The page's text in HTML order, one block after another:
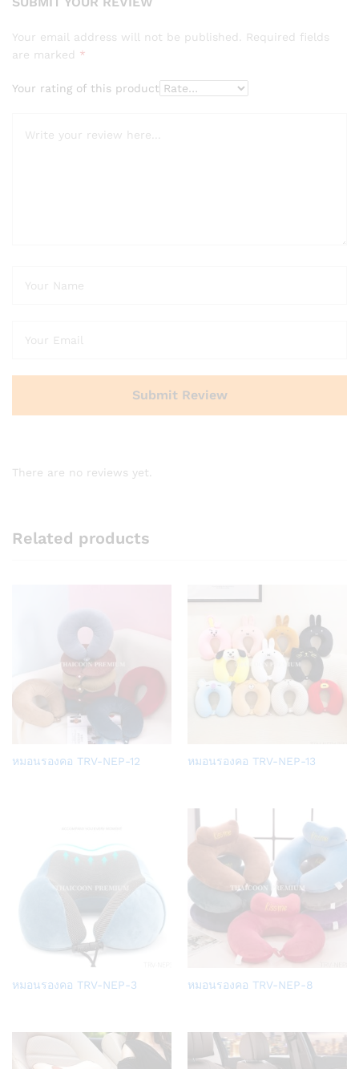
Your email address will not be published.
Required fields
are marked *
Your rating of this product
There are no reviews yet.
Related products
Add
หมอนรองคอ TRV-NEP-12
Add
list
หมอนรองคอ TRV-NEP-13
Add
list
หมอนรองคอ TRV-NEP-3
Add
list
หมอนรองคอ TRV-NEP-8